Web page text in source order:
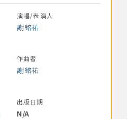
演唱/表演人
謝銘祐
作曲者
謝銘祐
出版日期
N/A